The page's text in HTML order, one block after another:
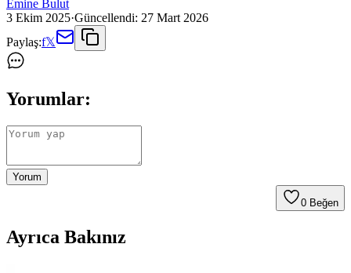
Emine Bulut
3 Ekim 2025·Güncellendi: 27 Mart 2026
Paylaş:f𝕏
Yorumlar:
Yorum
0 Beğen
Ayrıca Bakınız